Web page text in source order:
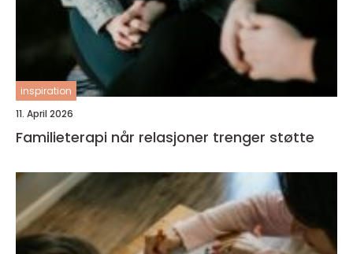
inspiration
11. April 2026
Familieterapi når relasjoner trenger støtte